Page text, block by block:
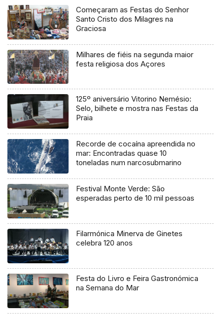
Começaram as Festas do Senhor
Santo Cristo dos Milagres na
Graciosa
Milhares de fiéis na segunda maior
festa religiosa dos Açores
125º aniversário Vitorino Nemésio:
Selo, bilhete e mostra nas Festas da
Praia
Recorde de cocaína apreendida no
mar: Encontradas quase 10
toneladas num narcosubmarino
Festival Monte Verde: São
esperadas perto de 10 mil pessoas
Filarmónica Minerva de Ginetes
celebra 120 anos
Festa do Livro e Feira Gastronómica
na Semana do Mar